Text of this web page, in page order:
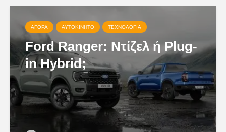
ΑΓΟΡΆ ΑΥΤΟΚΊΝΗΤΟ ΤΕΧΝΟΛΟΓΊΑ
Ford Ranger: Ντίζελ ή Plug-
in Hybrid;